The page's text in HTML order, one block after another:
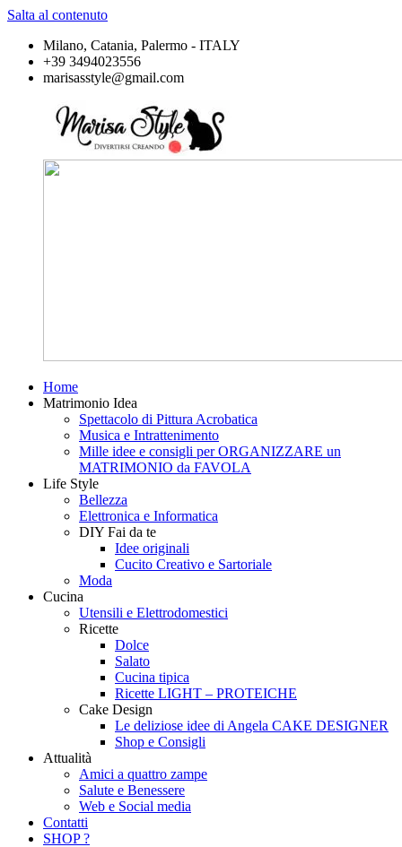
Salta al contenuto
Milano, Catania, Palermo - ITALY
+39 3494023556
marisasstyle@gmail.com
Marisa
Divertirsi
Home
Matrimonio Idea
Spettacolo di Pittura Acrobatica
Musica e Intrattenimento
Mille idee e consigli per ORGANIZZARE un
MATRIMONIO da FAVOLA
Life Style
Bellezza
Elettronica e Informatica
DIY Fai da te
Idee originali
Cucito Creativo e Sartoriale
Moda
Cucina
Utensili e Elettrodomestici
Ricette
Dolce
Salato
Cucina tipica
Ricette LIGHT – PROTEICHE
Cake Design
Le deliziose idee di Angela CAKE DESIGNER
Shop e Consigli
Attualità
Amici a quattro zampe
Salute e Benessere
Web e Social media
Contatti
SHOP ?